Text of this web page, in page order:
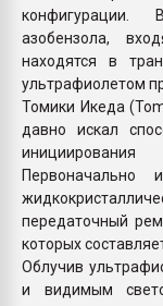
азобензола,
находятся в
ультрафиолетом
Томики Икеда
давно искал
Первоначально
передаточный
которых
Облучив
и видимым